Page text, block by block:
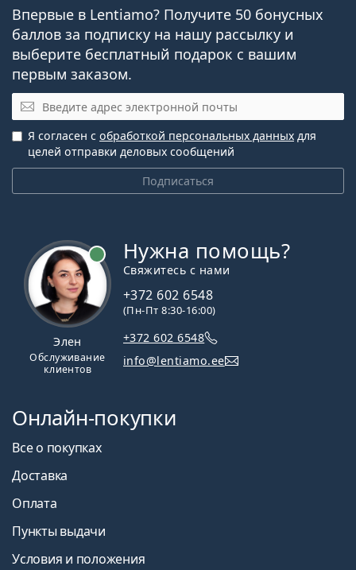
Для кого предназначены Precision7
for Astigmatism?
Пользователи с астигматизмом, нуждающиеся в
надежных торических линзах.
Пользователи, которые регулярно носят
контактные линзы.
Пользователи, которые предпочитают линзы с
возможностью пролонгированного ношения.
Как долго можно носить Precision7 for
Astigmatism?
Можно ли спать в Precision7 for Astigmatism?
Впервые в Lentiamo? Получите 50 бонусных
баллов за подписку на нашу рассылку и
выберите бесплатный подарок с вашим
первым заказом.
Электронная почта
Подписаться
Я согласен с обработкой персональных данных для
целей отправки деловых сообщений
Элен
Обслуживание
клиентов
Нужна помощь?
Свяжитесь с нами
+372 602 6548
(Пн-Пт 8:30-16:00)
+372 602 6548
info@lentiamo.ee
Онлайн-покупки
Все о покупках
Доставка
Оплата
Пункты выдачи
Условия и положения